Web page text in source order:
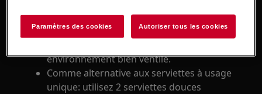
imbibée d'unesolution d'éthanol(70%).
Évitez les désinfectants à base de chlore.
environnement bien ventilé.
Comme alternative aux serviettes à usage
unique: utilisez 2 serviettes douces
Paramètres des cookies Autoriser tous les cookies